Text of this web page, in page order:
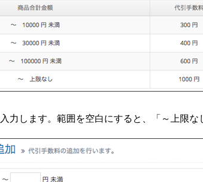
力します。範囲を空白にすると、「～上限な